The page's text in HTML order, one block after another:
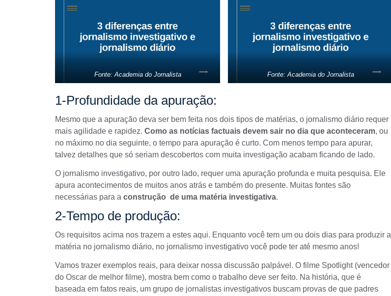
Fonte: Academia do Jornalista Fonte: Academia do Jornalista
1-Profundidade da apuração:
Mesmo que a apuração deva ser bem feita nos dois tipos de matérias, o jornalismo diário requer
mais agilidade e rapidez. Como as notícias factuais devem sair no dia que aconteceram, ou
no máximo no dia seguinte, o tempo para apuração é curto. Com menos tempo para apurar,
talvez detalhes que só seriam descobertos com muita investigação acabam ficando de lado.
O jornalismo investigativo, por outro lado, requer uma apuração profunda e muita pesquisa. Ele
apura acontecimentos de muitos anos atrás e também do presente. Muitas fontes são
necessárias para a construção de uma matéria investigativa.
2-Tempo de produção:
Os requisitos acima nos trazem a estes aqui. Enquanto você tem um ou dois dias para produzir a
matéria no jornalismo diário, no jornalismo investigativo você pode ter até mesmo anos!
Vamos trazer exemplos reais, para deixar nossa discussão palpável. O filme Spotlight (vencedor
do Oscar de melhor filme), mostra bem como o trabalho deve ser feito. Na história, que é
baseada em fatos reais, um grupo de jornalistas investigativos buscam provas de que padres